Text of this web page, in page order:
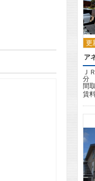
更
ア
Ｊ
分
間
賃